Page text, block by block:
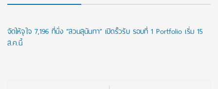
จัดให้จุใจ 7,196 ที่นั่ง “สวนสุนันทา” เปิดรั้วรับ รอบที่ 1 Portfolio เริ่ม 15
ส.ค.นี้